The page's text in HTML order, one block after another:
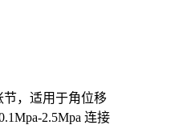
，适用于角位移
2.5Mpa 连接